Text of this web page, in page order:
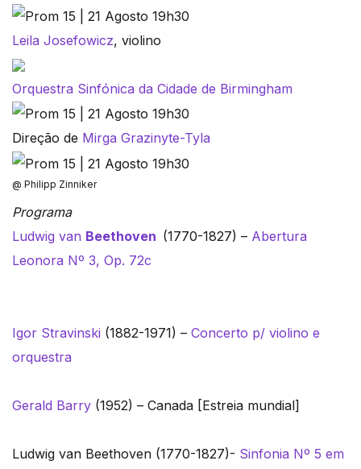
Leila Josefowicz, violino
Orquestra Sinfónica da Cidade de Birmingham
Direção de Mirga Grazinyte-Tyla
@ Philipp Zinniker
Programa
Ludwig van Beethoven (1770-1827) – Abertura
Leonora Nº 3, Op. 72c
Igor Stravinski (1882-1971) – Concerto p/ violino e
orquestra
Gerald Barry (1952) – Canada [Estreia mundial]
Ludwig van Beethoven (1770-1827)- Sinfonia Nº 5 em